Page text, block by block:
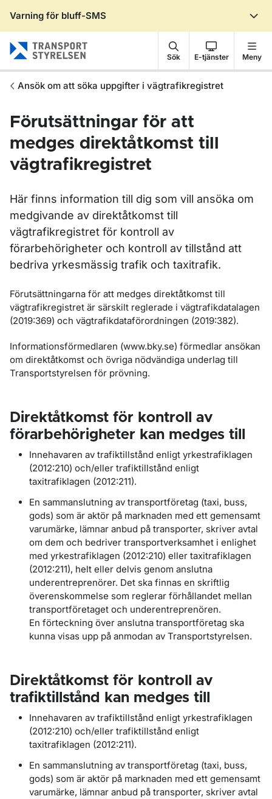
Varning för bluff-SMS
Sök E-tjänster Meny
Ansök om att söka uppgifter i vägtrafikregistret
Förutsättningar för att
medges direktåtkomst till
vägtrafikregistret
Här finns information till dig som vill ansöka om
medgivande av direktåtkomst till
vägtrafikregistret för kontroll av
förarbehörigheter och kontroll av tillstånd att
bedriva yrkesmässig trafik och taxitrafik.
Förutsättningarna för att medges direktåtkomst till
vägtrafikregistret är särskilt reglerade i vägtrafikdatalagen
(2019:369) och vägtrafikdataförordningen (2019:382).
Informationsförmedlaren (www.bky.se) förmedlar ansökan
om direktåtkomst och övriga nödvändiga underlag till
Transportstyrelsen för prövning.
Direktåtkomst för kontroll av
förarbehörigheter kan medges till
Innehavaren av trafiktillstånd enligt yrkestrafiklagen
(2012:210) och/eller trafiktillstånd enligt
taxitrafiklagen (2012:211).
En sammanslutning av transportföretag (taxi, buss,
gods) som är aktör på marknaden med ett gemensamt
varumärke, lämnar anbud på transporter, skriver avtal
om dem och bedriver transportverksamhet i enlighet
med yrkestrafiklagen (2012:210) eller taxitrafiklagen
(2012:211), helt eller delvis genom anslutna
underentreprenörer. Det ska finnas en skriftlig
överenskommelse som reglerar förhållandet mellan
transportföretaget och underentreprenören.
En förteckning över anslutna transportföretag ska
kunna visas upp på anmodan av Transportstyrelsen.
Direktåtkomst för kontroll av
trafiktillstånd kan medges till
Innehavaren av trafiktillstånd enligt yrkestrafiklagen
(2012:210) och/eller trafiktillstånd enligt
taxitrafiklagen (2012:211).
En sammanslutning av transportföretag (taxi, buss,
gods) som är aktör på marknaden med ett gemensamt
varumärke, lämnar anbud på transporter, skriver avtal